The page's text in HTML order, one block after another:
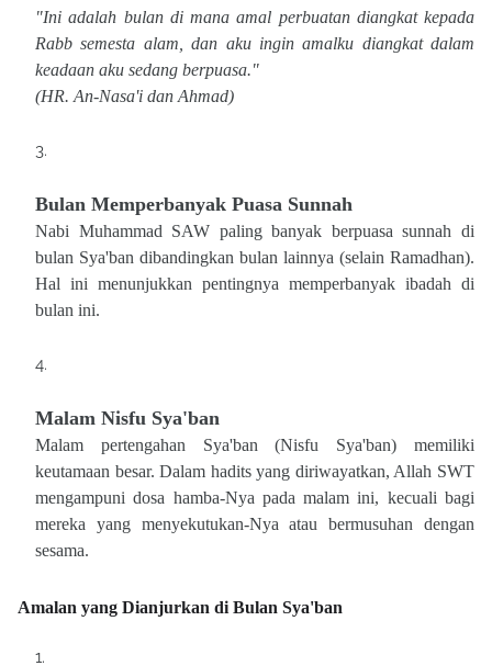
"Ini adalah bulan di mana amal perbuatan diangkat kepada
Rabb semesta alam, dan aku ingin amalku diangkat dalam
keadaan aku sedang berpuasa."
(HR. An-Nasa'i dan Ahmad)
Bulan Memperbanyak Puasa Sunnah
Nabi Muhammad SAW paling banyak berpuasa sunnah di
bulan Sya'ban dibandingkan bulan lainnya (selain Ramadhan).
Hal ini menunjukkan pentingnya memperbanyak ibadah di
bulan ini.
Malam Nisfu Sya'ban
Malam pertengahan Sya'ban (Nisfu Sya'ban) memiliki
keutamaan besar. Dalam hadits yang diriwayatkan, Allah SWT
mengampuni dosa hamba-Nya pada malam ini, kecuali bagi
mereka yang menyekutukan-Nya atau bermusuhan dengan
sesama.
Amalan yang Dianjurkan di Bulan Sya'ban